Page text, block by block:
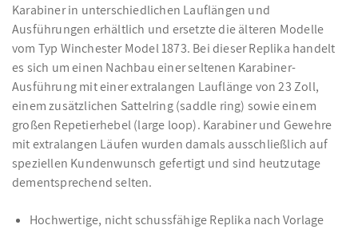
Karabiner in unterschiedlichen Lauflängen und
Ausführungen erhältlich und ersetzte die älteren Modelle
vom Typ Winchester Model 1873. Bei dieser Replika handelt
es sich um einen Nachbau einer seltenen Karabiner-
Ausführung mit einer extralangen Lauflänge von 23 Zoll,
einem zusätzlichen Sattelring (saddle ring) sowie einem
großen Repetierhebel (large loop). Karabiner und Gewehre
mit extralangen Läufen wurden damals ausschließlich auf
speziellen Kundenwunsch gefertigt und sind heutzutage
dementsprechend selten.
Hochwertige, nicht schussfähige Replika nach Vorlage